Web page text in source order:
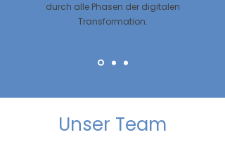
durch alle Phasen der digitalen
Transformation.
Unser Team